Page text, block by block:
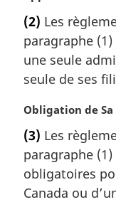
t
e
m
a
g
n
a
e
:
(2) Les
paragraphe
une seule
seule de ses
N
t
e
m
a
Obligation de
(3) Les
paragraphe
obligatoires
Canada ou